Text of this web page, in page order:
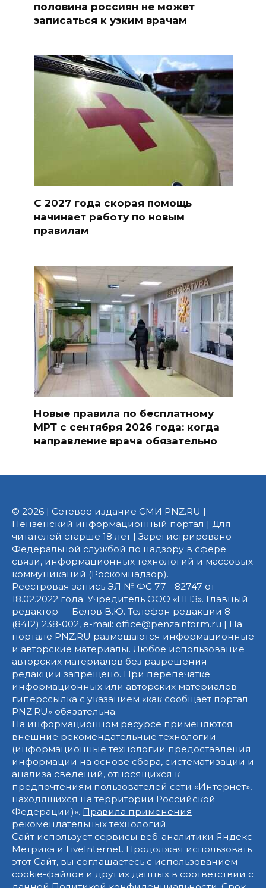
половина россиян не может
записаться к узким врачам
С 2027 года скорая помощь
начинает работу по новым
правилам
Новые правила по бесплатному
МРТ с сентября 2026 года: когда
направление врача обязательно
© 2026 | Сетевое издание СМИ PNZ.RU |
Пензенский информационный портал | Для
читателей старше 18 лет | Зарегистрировано
Федеральной службой по надзору в сфере
связи, информационных технологий и массовых
коммуникаций (Роскомнадзор).
Реестровая запись ЭЛ № ФС 77 - 82747 от
18.02.2022 года. Учредитель ООО «ПНЗ». Главный
редактор — Белов В.Ю. Телефон редакции 8
(8412) 238-002, e-mail: office@penzainform.ru | На
портале PNZ.RU размещаются информационные
и авторские материалы. Любое использование
авторских материалов без разрешения
редакции запрещено. При перепечатке
информационных или авторских материалов
гиперссылка с указанием «как сообщает портал
PNZ.RU» обязательна.
На информационном ресурсе применяются
внешние рекомендательные технологии
(информационные технологии предоставления
информации на основе сбора, систематизации и
анализа сведений, относящихся к
предпочтениям пользователей сети «Интернет»,
находящихся на территории Российской
Федерации)». Правила применения
рекомендательных технологий.
Сайт использует сервисы веб-аналитики Яндекс
Метрика и LiveInternet. Продолжая использовать
этот Сайт, вы соглашаетесь с использованием
cookie-файлов и других данных в соответствии с